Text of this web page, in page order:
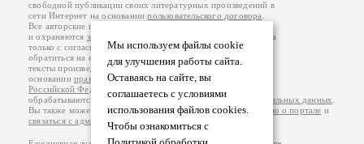
Мы используем файлы cookie
для улучшения работы сайта.
Оставаясь на сайте, вы
соглашаетесь с условиями
использования файлов cookies.
Чтобы ознакомиться с
свободной публикации своих литературных произведений в
сети Интернет на основаниипользовательского договора
Все авторские права на произведения принадлежат авторам
и охраняются законом
. Перепечатка произведений возможна
только с согласия его автора, к которому вы можете
обратиться на его авторской странице. Ответственность за
тексты произведений авторы несут самостоятельно на
основанииправил публикацииизаконодательства
Российской Федерации
обрабатываются на основанииПолитики обработки персональных данных
Вы также можете посмотреть более подробнуюинформацию о портале и
связаться с администрацией